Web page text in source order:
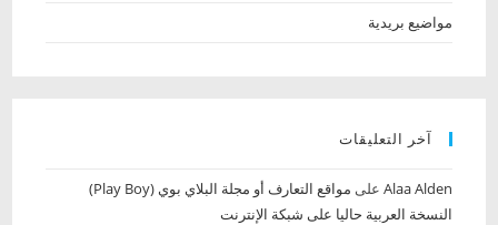
مواضيع بريدية
آخر التعليقات
Alaa Alden‎‏ على
مواقع التعارف أو مجلة البلاي بوي (Play Boy)
النسخة العربية حاليا على شبكة الإنترنت